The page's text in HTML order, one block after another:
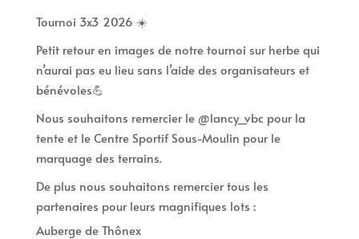
Tournoi 3x3 2026 ☀️
Petit retour en images de notre tournoi sur herbe qui
n’aurai pas eu lieu sans l’aide des organisateurs et
bénévoles💪
Nous souhaitons remercier le @lancy_vbc pour la
tente et le Centre Sportif Sous-Moulin pour le
marquage des terrains.
De plus nous souhaitons remercier tous les
partenaires pour leurs magnifiques lots :
Auberge de Thônex